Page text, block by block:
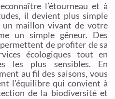
l’étourneau et à
il devient plus simple
un maillon vivant de votre
un simple gêneur. Des
de profiter de sa
écologiques tout en
les plus sensibles. En
au fil des saisons, vous
l’équilibre qui convient à
de la biodiversité et